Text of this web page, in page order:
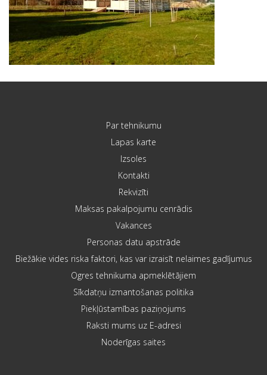
Par tehnikumu
Lapas karte
Izsoles
Kontakti
Rekvizīti
Maksas pakalpojumu cenrādis
Vakances
Personas datu apstrāde
Biežākie vides riska faktori, kas var izraisīt nelaimes gadījumus
Ogres tehnikuma apmeklētājiem
Sīkdatņu izmantošanas politika
Piekļūstamības paziņojums
Raksti mums uz E-adresi
Noderīgas saites